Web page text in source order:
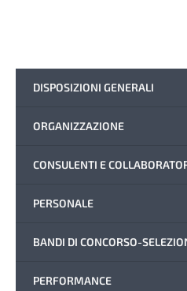
DISPOSIZIONI GENERALI
ORGANIZZAZIONE
CONSULENTI E
PERSONALE
BANDI DI CONCORSO-
PERFORMANCE